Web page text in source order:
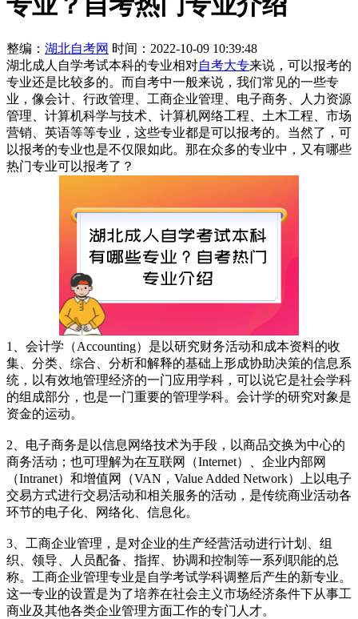
整编： 湖北自考网 时间：2022-10-09 10:39:48
湖北成人自学考试本科的专业相对自考大专来说，可以报考的
专业还是比较多的。而自考中一般来说，我们常见的一些专
业，像会计、行政管理、工商企业管理、电子商务、人力资源
管理、计算机科学与技术、计算机网络工程、土木工程、市场
营销、英语等等专业，这些专业都是可以报考的。当然了，可
以报考的专业也是不仅限如此。那在众多的专业中，又有哪些
热门专业可以报考了？
1、会计学（Accounting）是以研究财务活动和成本资料的收
集、分类、综合、分析和解释的基础上形成协助决策的信息系
统，以有效地管理经济的一门应用学科，可以说它是社会学科
的组成部分，也是一门重要的管理学科。会计学的研究对象是
资金的运动。
2、电子商务是以信息网络技术为手段，以商品交换为中心的
商务活动；也可理解为在互联网（Internet）、企业内部网
（Intranet）和增值网（VAN，Value Added Network）上以电子
交易方式进行交易活动和相关服务的活动，是传统商业活动各
环节的电子化、网络化、信息化。
3、工商企业管理，是对企业的生产经营活动进行计划、组
织、领导、人员配备、指挥、协调和控制等一系列职能的总
称。工商企业管理专业是自学考试学科调整后产生的新专业。
这一专业的设置是为了培养在社会主义市场经济条件下从事工
商业及其他各类企业管理方面工作的专门人才。